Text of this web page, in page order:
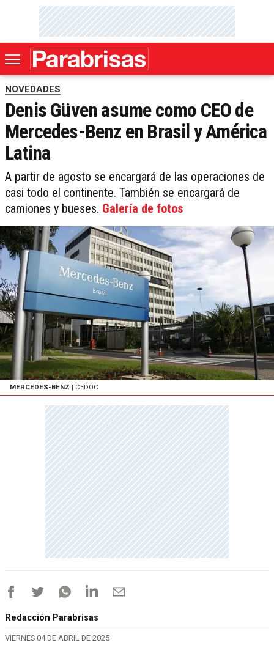
NOVEDADES
Denis Güven asume como CEO de
Mercedes-Benz en Brasil y América
Latina
A partir de agosto se encargará de las operaciones de
casi todo el continente. También se encargará de
camiones y bueses. Galería de fotos
MERCEDES-BENZ | CEDOC
Redacción Parabrisas
VIERNES 04 DE ABRIL DE 2025